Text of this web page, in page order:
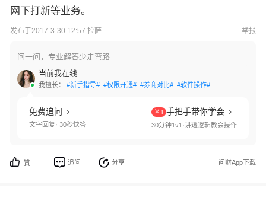
网下打新等业务。
发布于2017-3-30 12:57 拉萨 举报
问一问，专业解答少走弯路
当前我在线
我擅长： #新手指导# #权限开通# #券商对比# #软件操作#
免费追问
文字回复· 30秒快答
￥1 手把手带你学会
30分钟1v1·讲透逻辑教会操作
赞 追问 分享 问财App下载